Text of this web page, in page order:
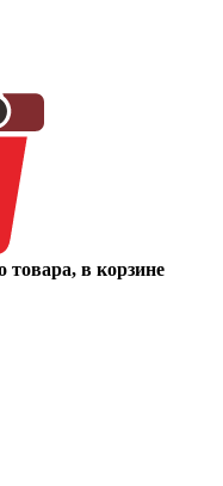
в корзине